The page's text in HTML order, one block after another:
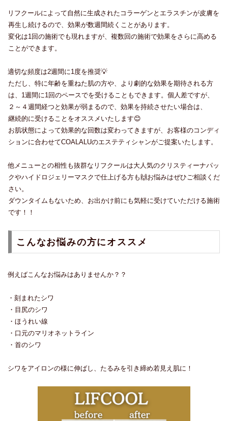
リフクールによって自然に生成されたコラーゲンとエラスチンが皮膚を
再生し続けるので、効果が数週間続くことがあります。
変化は1回の施術でも現れますが、複数回の施術で効果をさらに高める
ことができます。
適切な頻度は2週間に1度を推奨💡
ただし、特に年齢を重ねた肌の方や、より劇的な効果を期待される方
は、1週間に1回のペースでを受けることもできます。個人差ですが、
２～４週間経つと効果が弱まるので、効果を持続させたい場合は、
継続的に受けることをオススメいたします😊
お肌状態によって効果的な回数は変わってきますが、お客様のコンディ
ションに合わせてCOALALUのエステティシャンがご提案いたします。
他メニューとの相性も抜群なリフクールは大人気のクリスティーナパッ
クやハイドロジェリーマスクで仕上げる方も🙌お悩みはぜひご相談くだ
さい。
ダウンタイムもないため、お出かけ前にも気軽に受けていただける施術
です！！
こんなお悩みの方にオススメ
例えばこんなお悩みはありませんか？？
・刻まれたシワ
・目尻のシワ
・ほうれい線
・口元のマリオネットライン
・首のシワ
シワをアイロンの様に伸ばし、たるみを引き締め若見え肌に！